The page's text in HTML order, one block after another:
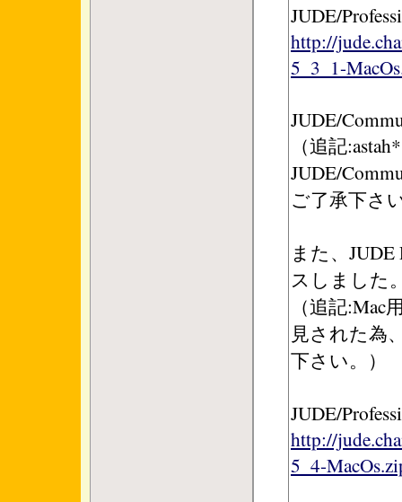
JUDE/
http://
5_3_1-
JUDE/
（追記
JUDE/
ご了承下さ
また、
スしました
（追記
見された為
下さい。）
JUDE/
http://
5_4-